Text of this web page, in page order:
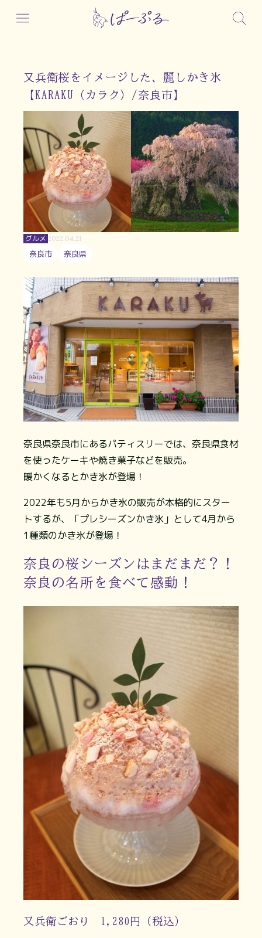
又兵衛桜をイメージした、麗しかき氷
【KARAKU（カラク）/奈良市】
グルメ 2022.04.21
奈良市 奈良県
奈良県奈良市にあるパティスリーでは、奈良県食材
を使ったケーキや焼き菓子などを販売。
暖かくなるとかき氷が登場！
2022年も5月からかき氷の販売が本格的にスター
トするが、「プレシーズンかき氷」として4月から
1種類のかき氷が登場！
奈良の桜シーズンはまだまだ？！
奈良の名所を食べて感動！
又兵衛ごおり 1,280円（税込）